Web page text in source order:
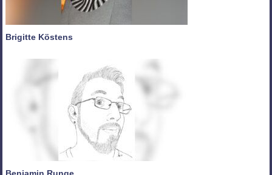
Brigitte Köstens